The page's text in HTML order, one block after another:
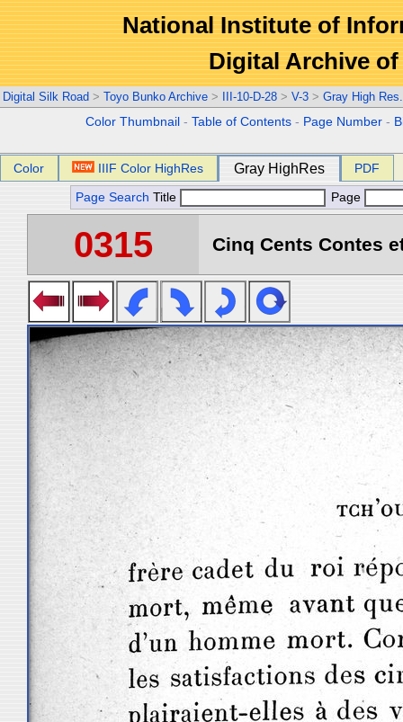
National Institute of
Digital Archive
Digital Silk Road > Toyo Bunko Archive > III-10-D-28 > V-3 > Gray High
Color Thumbnail -Table of Contents - Page Number -
Color IIIF Color HighRes Gray HighRes PDF
Page Search Title Page
0315 Cinq Cents Contes